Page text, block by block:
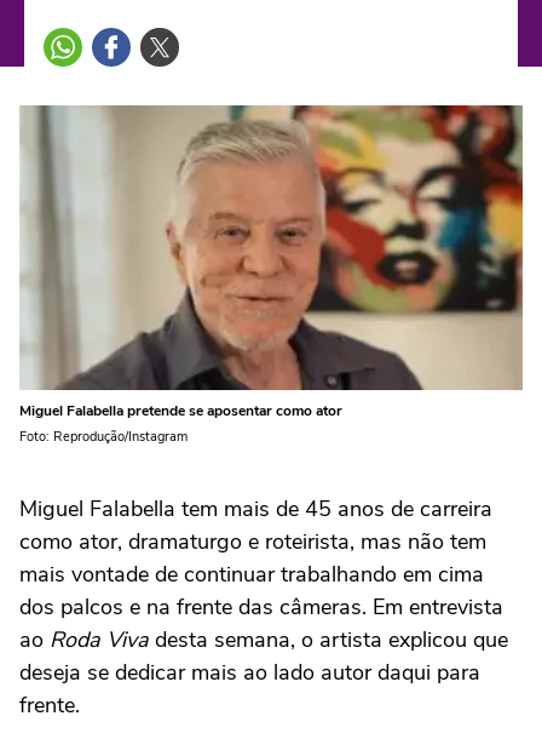
Miguel Falabella pretende se aposentar como ator
Foto: Reprodução/Instagram
Miguel Falabella tem mais de 45 anos de carreira
como ator, dramaturgo e roteirista, mas não tem
mais vontade de continuar trabalhando em cima
dos palcos e na frente das câmeras. Em entrevista
ao Roda Viva desta semana, o artista explicou que
deseja se dedicar mais ao lado autor daqui para
frente.